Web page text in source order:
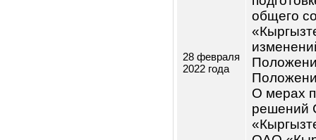
проведения
заседания
О